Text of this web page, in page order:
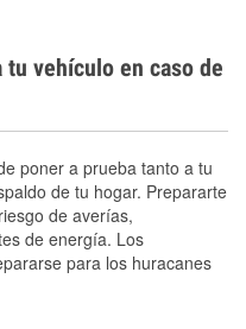
vehículo en caso de
poner a prueba tanto a tu
de tu hogar. Prepararte
de averías,
de energía. Los
para los huracanes